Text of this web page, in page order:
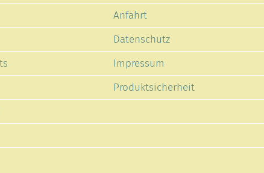
Anfahrt
Datenschutz
Impressum
Produktsicherheit